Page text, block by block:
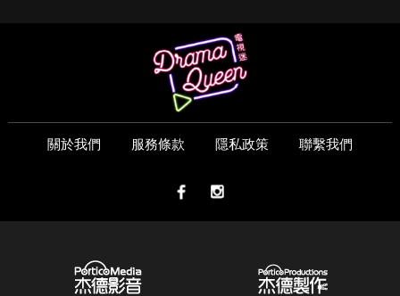
關於我們 服務條款 隱私政策 聯繫我們